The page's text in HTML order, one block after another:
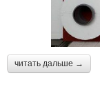
читать дальше →